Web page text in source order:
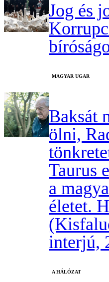
Jog és
MAGYAR UGAR
Baksát
ölni,
Taurus
a
életet.
interjú,
A HÁLÓZAT